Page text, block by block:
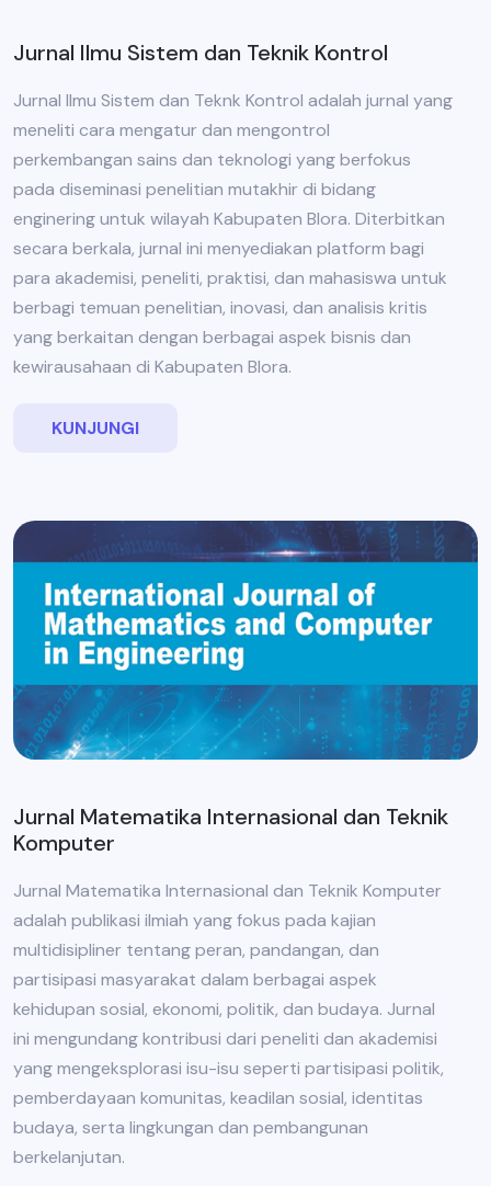
Jurnal Ilmu Sistem dan Teknik Kontrol
Jurnal Ilmu Sistem dan Teknk Kontrol adalah jurnal yang
meneliti cara mengatur dan mengontrol
perkembangan sains dan teknologi yang berfokus
pada diseminasi penelitian mutakhir di bidang
enginering untuk wilayah Kabupaten Blora. Diterbitkan
secara berkala, jurnal ini menyediakan platform bagi
para akademisi, peneliti, praktisi, dan mahasiswa untuk
berbagi temuan penelitian, inovasi, dan analisis kritis
yang berkaitan dengan berbagai aspek bisnis dan
kewirausahaan di Kabupaten Blora.
KUNJUNGI
Jurnal Matematika Internasional dan Teknik
Komputer
Jurnal Matematika Internasional dan Teknik Komputer
adalah publikasi ilmiah yang fokus pada kajian
multidisipliner tentang peran, pandangan, dan
partisipasi masyarakat dalam berbagai aspek
kehidupan sosial, ekonomi, politik, dan budaya. Jurnal
ini mengundang kontribusi dari peneliti dan akademisi
yang mengeksplorasi isu-isu seperti partisipasi politik,
pemberdayaan komunitas, keadilan sosial, identitas
budaya, serta lingkungan dan pembangunan
berkelanjutan.